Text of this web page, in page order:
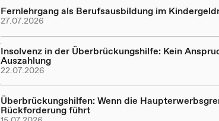
Fernlehrgang als Berufsausbildung im
27.07.2026
Insolvenz in der Überbrückungshilfe: Kein
Auszahlung
22.07.2026
Überbrückungshilfen: Wenn die
Rückforderung führt